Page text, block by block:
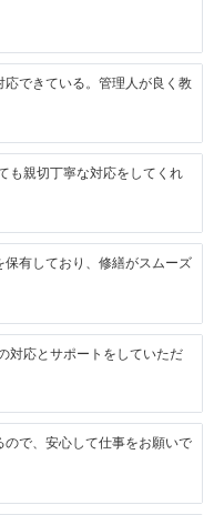
できている。管理人が良く教
も親切丁寧な対応をしてくれ
有しており、修繕がスムーズ
対応とサポートをしていただ
で、安心して仕事をお願いで